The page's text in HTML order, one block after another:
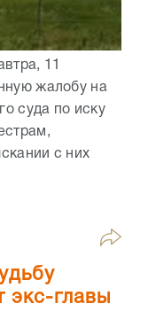
11
жалобу на
суда по иску
с них
экс-главы